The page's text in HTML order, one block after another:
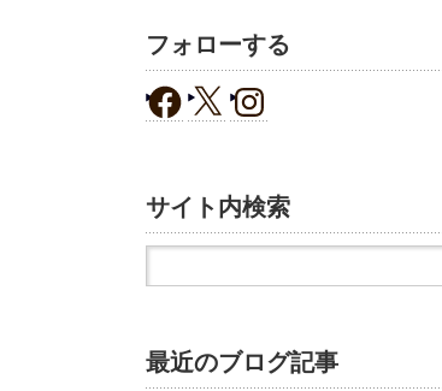
フォローする
サイト内検索
最近のブログ記事